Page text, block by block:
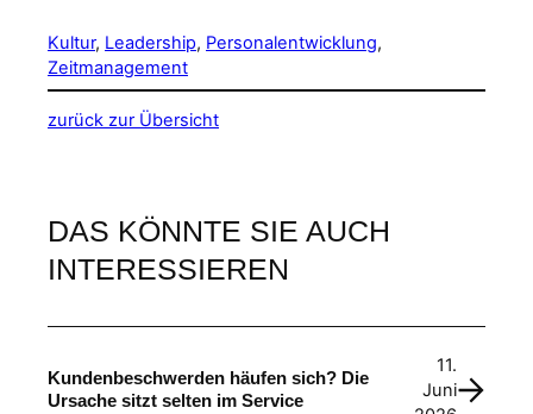
Kultur, Leadership, Personalentwicklung
Zeitmanagement
zurück zur Übersicht
DAS KÖNNTE SIE AUCH
INTERESSIEREN
Kundenbeschwerden häufen sich? Die
Ursache sitzt selten im Service
11.
Juni